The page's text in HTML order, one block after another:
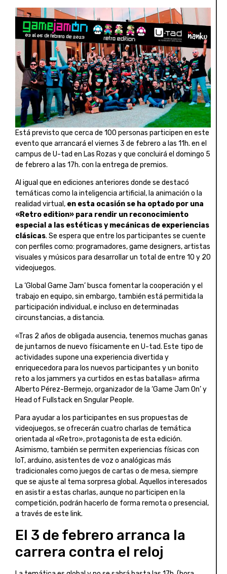
Está previsto que cerca de 100 personas participen en este
evento que arrancará el viernes 3 de febrero a las 11h. en el
campus de U-tad en Las Rozas y que concluirá el domingo 5
de febrero a las 17h. con la entrega de premios.
Al igual que en ediciones anteriores donde se destacó
temáticas como la inteligencia artificial, la animación o la
realidad virtual, en esta ocasión se ha optado por una
«Retro edition» para rendir un reconocimiento
especial a las estéticas y mecánicas de experiencias
clásicas. Se espera que entre los participantes se cuente
con perfiles como: programadores, game designers, artistas
visuales y músicos para desarrollar un total de entre 10 y 20
videojuegos.
La ‘Global Game Jam’ busca fomentar la cooperación y el
trabajo en equipo, sin embargo, también está permitida la
participación individual, e incluso en determinadas
circunstancias, a distancia.
«Tras 2 años de obligada ausencia, tenemos muchas ganas
de juntarnos de nuevo físicamente en U-tad. Este tipo de
actividades supone una experiencia divertida y
enriquecedora para los nuevos participantes y un bonito
reto a los jammers ya curtidos en estas batallas» afirma
Alberto Pérez-Bermejo, organizador de la ‘Game Jam On’ y
Head of Fullstack en Sngular People.
Para ayudar a los participantes en sus propuestas de
videojuegos, se ofrecerán cuatro charlas de temática
orientada al «Retro», protagonista de esta edición.
Asimismo, también se permiten experiencias físicas con
IoT, arduino, asistentes de voz o analógicas más
tradicionales como juegos de cartas o de mesa, siempre
que se ajuste al tema sorpresa global. Aquellos interesados
en asistir a estas charlas, aunque no participen en la
competición, podrán hacerlo de forma remota o presencial,
a través de este link.
El 3 de febrero arranca la
carrera contra el reloj